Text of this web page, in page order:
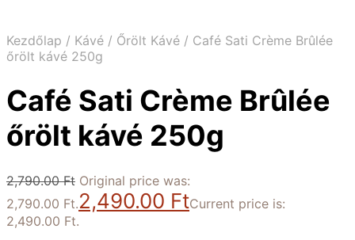
Kezdőlap / Kávé / Őrölt Kávé / Café Sati Crème Brûlée
őrölt kávé 250g
Café Sati Crème Brûlée
őrölt kávé 250g
2,790.00Ft Original price was:
2,790.00 Ft.2,490.00 FtCurrent price is:
2,490.00 Ft.